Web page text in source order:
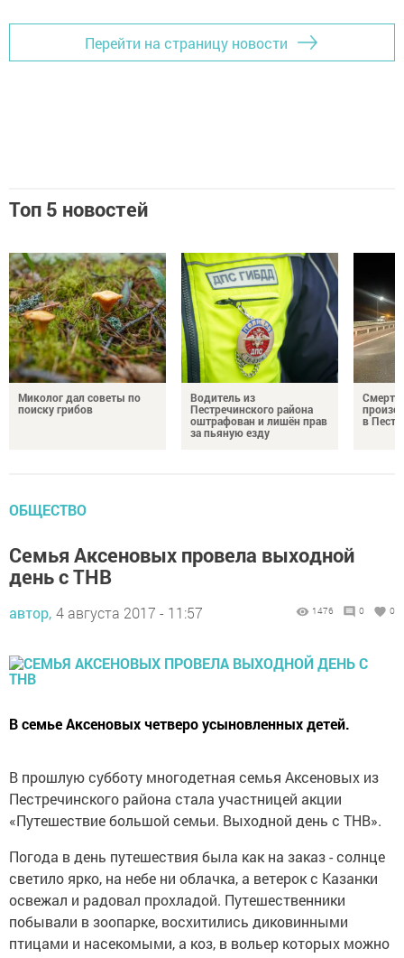
Перейти на страницу новости
Топ 5 новостей
Миколог дал советы по
поиску грибов
Водитель из
Пестречинского района
оштрафован и лишён прав
за пьяную езду
в
ОБЩЕСТВО
Семья Аксеновых провела выходной
день с ТНВ
автор, 4 августа 2017 - 11:57 1476 0 0
В семье Аксеновых четверо усыновленных детей.
В прошлую субботу многодетная семья Аксеновых из
Пестречинского района стала участницей акции
«Путешествие большой семьи. Выходной день с ТНВ».
Погода в день путешествия была как на заказ - солнце
светило ярко, на небе ни облачка, а ветерок с Казанки
освежал и радовал прохладой. Путешественники
побывали в зоопарке, восхитились диковинными
птицами и насекомыми, а коз, в вольер которых можно